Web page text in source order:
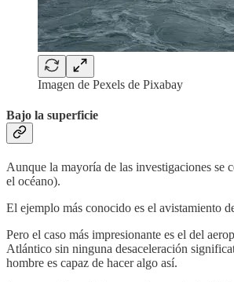
Imagen de Pexels de Pixabay
Bajo la superficie
Aunque la mayoría de las investigaciones se
el océano).
El ejemplo más conocido es el avistamiento
Pero el caso más impresionante es el del
Atlántico sin ninguna desaceleración
hombre es capaz de hacer algo así.